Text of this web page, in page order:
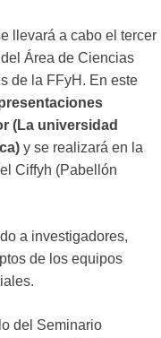
llevará a cabo el tercer
Área de Ciencias
de la FFyH. En este
(La universidad
y se realizará en la
Ciffyh (Pabellón
a investigadores,
de los equipos
del Seminario